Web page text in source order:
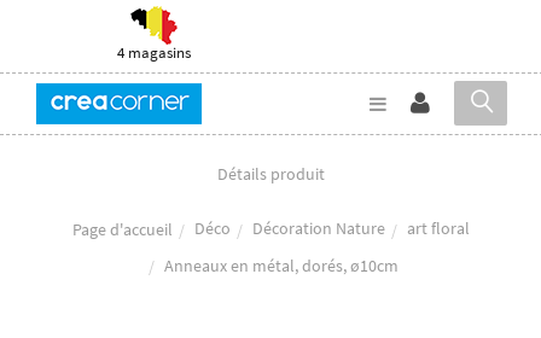
4 magasins
Détails produit
Page d'accueil Déco Décoration Nature
art floral
Anneaux en métal, dorés, ø10cm